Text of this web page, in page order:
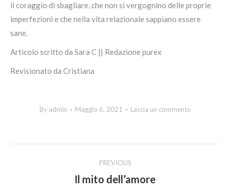
il coraggio di sbagliare, che non si vergognino delle proprie
imperfezioni e che nella vita relazionale sappiano essere
sane.
Articolo scritto da Sara C || Redazione purex
Revisionato da Cristiana
By admin Maggio 6, 2021 Lascia un commento
navigation
PREVIOUS
Previous
Il mito dell’amore